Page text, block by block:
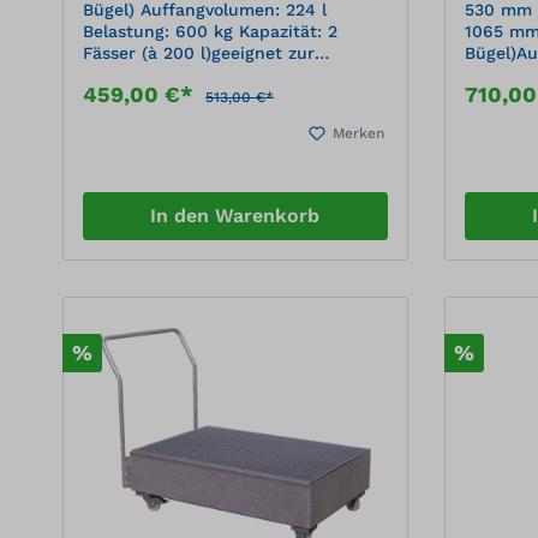
Bügel) Auffangvolumen: 224 l
Belastung: 600 kg Kapazität: 2
Fässer (à 200 l)geeignet zur
Flüssigkeiten hochwertiges
Gitterrosten Mobilität durch 2 Lenk-
und 2 Bockrollen Mit Schiebebügel
459,00 €* 513,00 €*
Merken
In den Warenkorb
530 mm
1065
à 200
B.2
an die
Stahl,
% %